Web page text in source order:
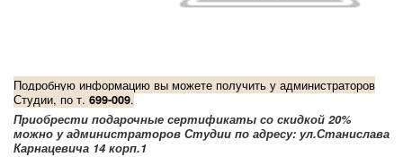
Подробную информацию вы можете получить у администраторов
Студии, по т. 699-009.
Приобрести подарочные сертификаты со скидкой 20%
можно у администраторов Студии по адресу: ул.Станислава
Карнацевича 14 корп.1